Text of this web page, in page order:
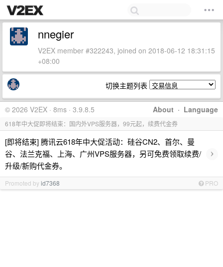
nnegier
V2EX member #322243, joined on 2018-06-12 18:31:15
+08:00
切换主题列表
About · Language
© 2026 V2EX · 8ms · 3.9.8.5
618年中大促即将结束：国内外VPS服务器，99元起，续费代金券
[即将结束] 腾讯云618年中大促活动：硅谷CN2、首尔、曼
谷、法兰克福、上海、广州VPS服务器，另可免费领取续费/
升级/新购代金券。
›
Promoted byid7368 PRO